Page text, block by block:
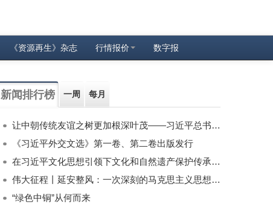
《资源再生》杂志 行情报价 数字报
新闻排行榜 一周 每月
让中朝传统友谊之树更加根深叶茂——习近平总书记对朝鲜进行国事访问纪实
《习近平外交文选》第一卷、第二卷出版发行
在习近平文化思想引领下文化和自然遗产保护传承利用工作开创新局面
伟大征程丨延安整风：一次深刻的马克思主义思想教育运动
“绿色中铜”从何而来